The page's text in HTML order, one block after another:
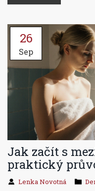
26
Sep
Jak začít s
praktický
Lenka Novotná